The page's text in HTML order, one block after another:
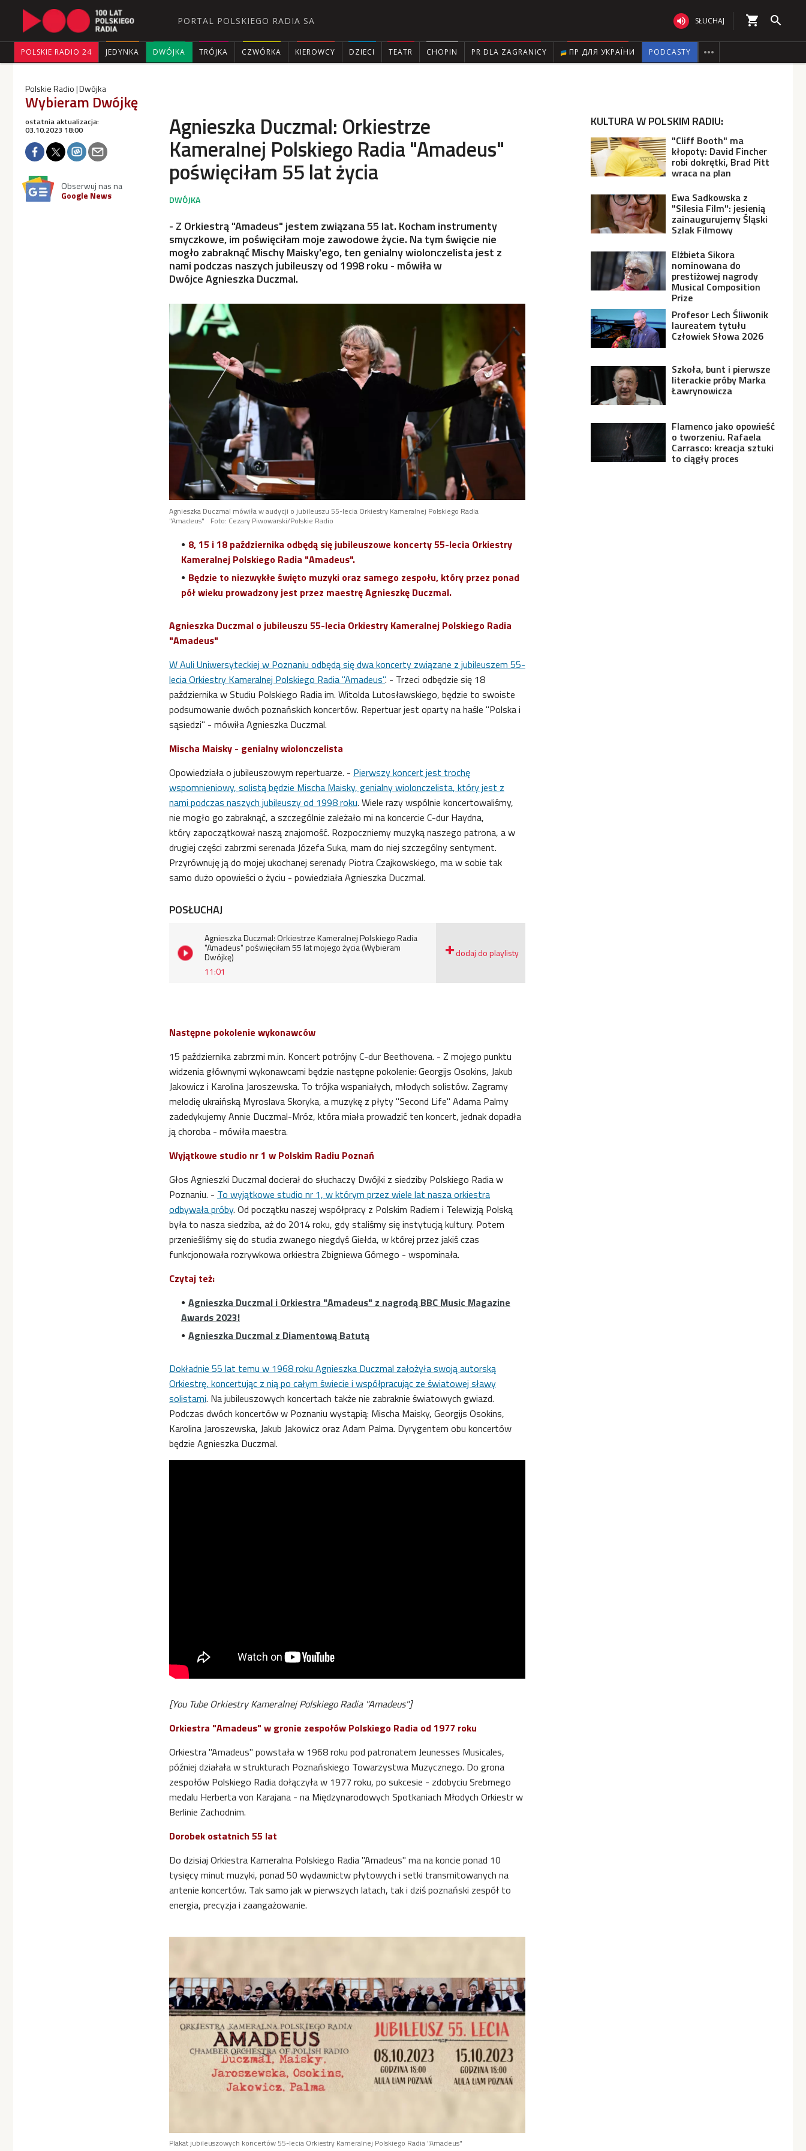
PORTAL POLSKIEGO RADIA SA  SŁUCHAJ shopping_cart 
POLSKIE RADIO 24 JEDYNKA DWÓJKA TRÓJKA CZWÓRKA KIEROWCY DZIECI TEATR CHOPIN PR DLA ZAGRANICY ПР ДЛЯ УКРАЇНИ PODCASTY 
Polskie Radio Dwójka
Wybieram Dwójkę
Agnieszka Duczmal: Orkiestrze
Kameralnej Polskiego Radia "Amadeus"
poświęciłam 55 lat życia
ostatnia aktualizacja:
03.10.2023 18:00
Obserwuj nas na
Google News
- Z Orkiestrą "Amadeus" jestem związana 55 lat. Kocham instrumenty
smyczkowe, im poświęciłam moje zawodowe życie. Na tym święcie nie
mogło zabraknąć Mischy Maisky'ego, ten genialny wiolonczelista jest z
nami podczas naszych jubileuszy od 1998 roku - mówiła w
Dwójce Agnieszka Duczmal.
Agnieszka Duczmal mówiła w audycji o jubileuszu 55-lecia Orkiestry Kameralnej Polskiego Radia
"Amadeus"
Foto: Cezary Piwowarski/Polskie Radio
8, 15 i 18 października odbędą się jubileuszowe koncerty 55-lecia Orkiestry
Kameralnej Polskiego Radia "Amadeus".
Będzie to niezwykłe święto muzyki oraz samego zespołu, który przez ponad
pół wieku prowadzony jest przez maestrę Agnieszkę Duczmal.
Agnieszka Duczmal o jubileuszu 55-lecia Orkiestry Kameralnej Polskiego Radia
"Amadeus"
W Auli Uniwersyteckiej w Poznaniu odbędą się dwa koncerty związane z jubileuszem 55-
lecia Orkiestry Kameralnej Polskiego Radia "Amadeus". - Trzeci odbędzie się 18
października w Studiu Polskiego Radia im. Witolda Lutosławskiego, będzie to swoiste
podsumowanie dwóch poznańskich koncertów. Repertuar jest oparty na haśle "Polska i
sąsiedzi" - mówiła Agnieszka Duczmal.
Mischa Maisky - genialny wiolonczelista
Opowiedziała o jubileuszowym repertuarze. - Pierwszy koncert jest trochę
wspomnieniowy, solistą będzie Mischa Maisky, genialny wiolonczelista, który jest z
nami podczas naszych jubileuszy od 1998 roku. Wiele razy wspólnie koncertowaliśmy,
nie mogło go zabraknąć, a szczególnie zależało mi na koncercie C-dur Haydna,
który zapoczątkował naszą znajomość. Rozpoczniemy muzyką naszego patrona, a w
drugiej części zabrzmi serenada Józefa Suka, mam do niej szczególny sentyment.
Przyrównuję ją do mojej ukochanej serenady Piotra Czajkowskiego, ma w sobie tak
samo dużo opowieści o życiu - powiedziała Agnieszka Duczmal.
POSŁUCHAJ
11:01
Agnieszka Duczmal: Orkiestrze Kameralnej Polskiego Radia
"Amadeus" poświęciłam 55 lat mojego życia (Wybieram
Dwójkę)
Następne pokolenie wykonawców
15 października zabrzmi m.in. Koncert potrójny C-dur Beethovena. - Z mojego punktu
widzenia głównymi wykonawcami będzie następne pokolenie: Georgijs Osokins, Jakub
Jakowicz i Karolina Jaroszewska. To trójka wspaniałych, młodych solistów. Zagramy
melodię ukraińską Myroslava Skoryka, a muzykę z płyty "Second Life" Adama Palmy
zadedykujemy Annie Duczmal-Mróz, która miała prowadzić ten koncert, jednak dopadła
ją choroba - mówiła maestra.
Wyjątkowe studio nr 1 w Polskim Radiu Poznań
Głos Agnieszki Duczmal docierał do słuchaczy Dwójki z siedziby Polskiego Radia w
Poznaniu. - To wyjątkowe studio nr 1, w którym przez wiele lat nasza orkiestra
odbywała próby. Od początku naszej współpracy z Polskim Radiem i Telewizją Polską
była to nasza siedziba, aż do 2014 roku, gdy staliśmy się instytucją kultury. Potem
przenieśliśmy się do studia zwanego niegdyś Giełda, w której przez jakiś czas
funkcjonowała rozrywkowa orkiestra Zbigniewa Górnego - wspominała.
Czytaj też:
Agnieszka Duczmal i Orkiestra "Amadeus" z nagrodą BBC Music Magazine
Awards 2023!
Agnieszka Duczmal z Diamentową Batutą
Dokładnie 55 lat temu w 1968 roku Agnieszka Duczmal założyła swoją autorską
Orkiestrę, koncertując z nią po całym świecie i współpracując ze światowej sławy
solistami. Na jubileuszowych koncertach także nie zabraknie światowych gwiazd.
Podczas dwóch koncertów w Poznaniu wystąpią: Mischa Maisky, Georgijs Osokins,
Karolina Jaroszewska, Jakub Jakowicz oraz Adam Palma. Dyrygentem obu koncertów
będzie Agnieszka Duczmal.
[You Tube Orkiestry Kameralnej Polskiego Radia "Amadeus"]
Orkiestra "Amadeus" w gronie zespołów Polskiego Radia od 1977 roku
Orkiestra "Amadeus" powstała w 1968 roku pod patronatem Jeunesses Musicales,
później działała w strukturach Poznańskiego Towarzystwa Muzycznego. Do grona
zespołów Polskiego Radia dołączyła w 1977 roku, po sukcesie - zdobyciu Srebrnego
medalu Herberta von Karajana - na Międzynarodowych Spotkaniach Młodych Orkiestr w
Berlinie Zachodnim.
Dorobek ostatnich 55 lat
Do dzisiaj Orkiestra Kameralna Polskiego Radia "Amadeus" ma na koncie ponad 10
tysięcy minut muzyki, ponad 50 wydawnictw płytowych i setki transmitowanych na
antenie koncertów. Tak samo jak w pierwszych latach, tak i dziś poznański zespół to
energia, precyzja i zaangażowanie.
Plakat jubileuszowych koncertów 55-lecia Orkiestry Kameralnej Polskiego Radia "Amadeus"
KULTURA W POLSKIM RADIU:
"Cliff Booth" ma
kłopoty: David Fincher
robi dokrętki, Brad Pitt
wraca na plan
Ewa Sadkowska z
"Silesia Film": jesienią
zainaugurujemy Śląski
Szlak Filmowy
Elżbieta Sikora
nominowana do
prestiżowej nagrody
Musical Composition
Prize
Profesor Lech Śliwonik
laureatem tytułu
Człowiek Słowa 2026
Szkoła, bunt i pierwsze
literackie próby Marka
Ławrynowicza
Flamenco jako opowieść
o tworzeniu. Rafaela
Carrasco: kreacja sztuki
to ciągły proces